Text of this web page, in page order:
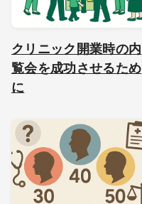
クリニック開業時の内
覧会を成功させるため
に